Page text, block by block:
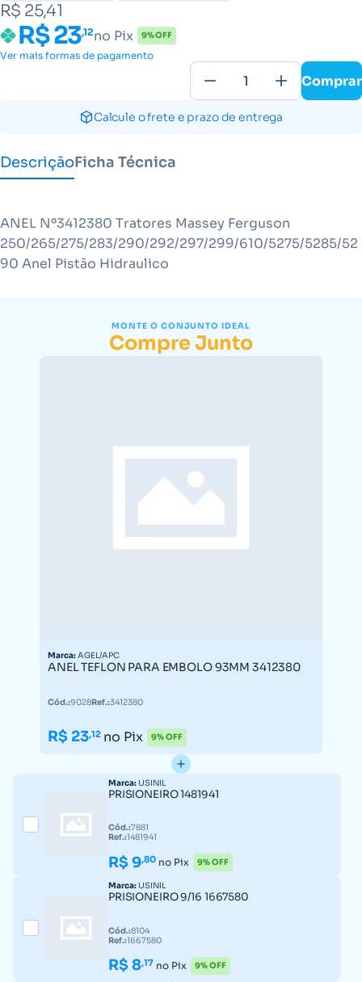
R$ 25,41
R$ 23,12no Pix 9% OFF
Ver mais formas de pagamento
Comprar
Calcule o frete e prazo de entrega
DescriçãoFicha Técnica
ANEL Nº3412380 Tratores Massey Ferguson
250/265/275/283/290/292/297/299/610/5275/5285/52
90 Anel Pistão Hidraulico
MONTE O CONJUNTO IDEAL
Compre Junto
Marca:AGEL/APC
ANEL TEFLON PARA EMBOLO 93MM 3412380
Cód.:9028Ref.:3412380
R$ 23,12 no Pix 9% OFF
Marca: USINIL
PRISIONEIRO 1481941
Cód.:7881
Ref.:1481941
R$ 9,80 no Pix 9% OFF
Marca: USINIL
PRISIONEIRO 9/16 1667580
Cód.:8104
Ref.:1667580
R$ 8,17 no Pix 9% OFF